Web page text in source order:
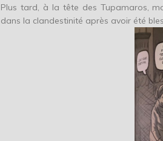
Plus tard, à la tête des Tupamaros,
dans la clandestinité après avoir été